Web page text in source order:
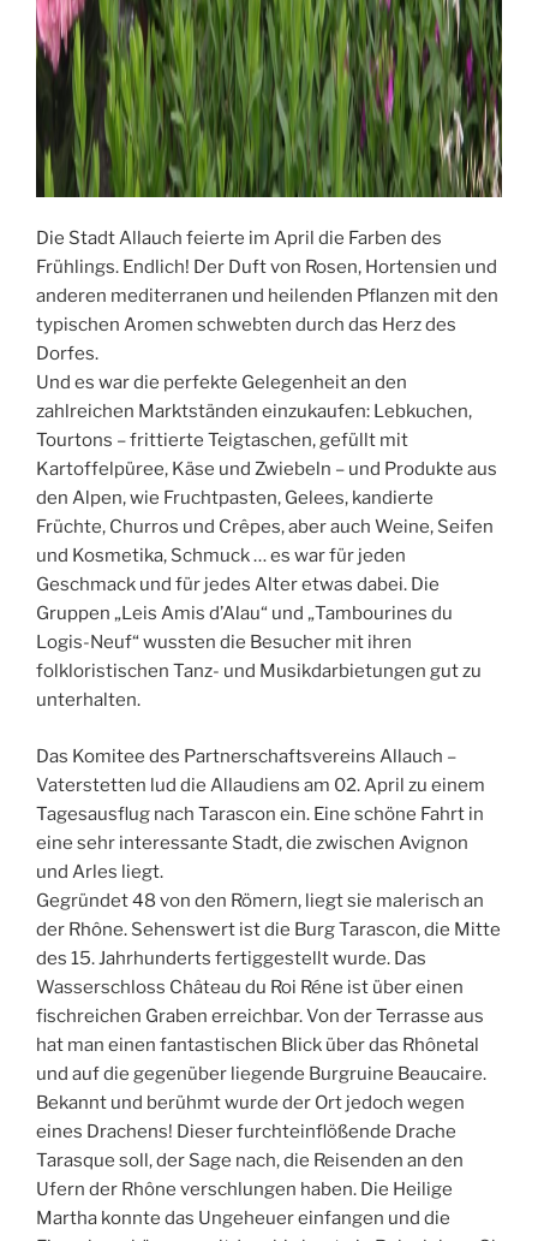
Die Stadt Allauch feierte im April die Farben des
Frühlings. Endlich! Der Duft von Rosen, Hortensien und
anderen mediterranen und heilenden Pflanzen mit den
typischen Aromen schwebten durch das Herz des
Dorfes.
Und es war die perfekte Gelegenheit an den
zahlreichen Marktständen einzukaufen: Lebkuchen,
Tourtons – frittierte Teigtaschen, gefüllt mit
Kartoffelpüree, Käse und Zwiebeln – und Produkte aus
den Alpen, wie Fruchtpasten, Gelees, kandierte
Früchte, Churros und Crêpes, aber auch Weine, Seifen
und Kosmetika, Schmuck … es war für jeden
Geschmack und für jedes Alter etwas dabei. Die
Gruppen „Leis Amis d’Alau“ und „Tambourines du
Logis-Neuf“ wussten die Besucher mit ihren
folkloristischen Tanz- und Musikdarbietungen gut zu
unterhalten.
Das Komitee des Partnerschaftsvereins Allauch –
Vaterstetten lud die Allaudiens am 02. April zu einem
Tagesausflug nach Tarascon ein. Eine schöne Fahrt in
eine sehr interessante Stadt, die zwischen Avignon
und Arles liegt.
Gegründet 48 von den Römern, liegt sie malerisch an
der Rhône. Sehenswert ist die Burg Tarascon, die Mitte
des 15. Jahrhunderts fertiggestellt wurde. Das
Wasserschloss Château du Roi Réne ist über einen
fischreichen Graben erreichbar. Von der Terrasse aus
hat man einen fantastischen Blick über das Rhônetal
und auf die gegenüber liegende Burgruine Beaucaire.
Bekannt und berühmt wurde der Ort jedoch wegen
eines Drachens! Dieser furchteinflößende Drache
Tarasque soll, der Sage nach, die Reisenden an den
Ufern der Rhône verschlungen haben. Die Heilige
Martha konnte das Ungeheuer einfangen und die